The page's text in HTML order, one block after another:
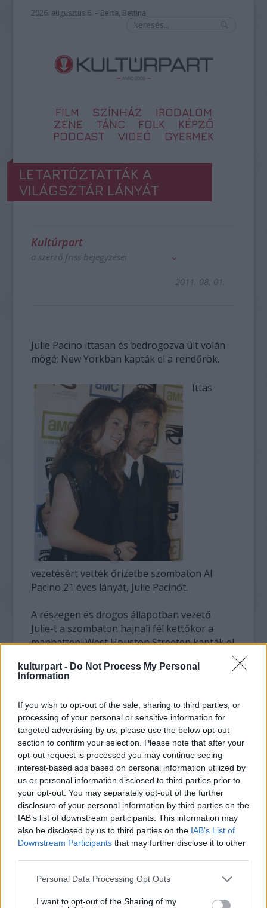
kulturpart - Do Not Process My Personal
Information
If you wish to opt-out of the sale, sharing to third parties, or
processing of your personal or sensitive information for
targeted advertising by us, please use the below opt-out
section to confirm your selection. Please note that after your
opt-out request is processed you may continue seeing
interest-based ads based on personal information utilized by
us or personal information disclosed to third parties prior to
your opt-out. You may separately opt-out of the further
disclosure of your personal information by third parties on the
IAB’s list of downstream participants. This information may
also be disclosed by us to third parties on the IAB’s List of
Downstream Participants that may further disclose it to other
Please note that this website/app uses one or more Google
not limited to your visit or usage behaviour. You may click to
Personal Data Processing Opt Outs
I want to opt-out of the Sharing of my
2026. augusztus 6. – Berta, Bettina
FILM SZÍNHÁZ
IRODALOM
ZENE
TÁNC FOLK
KÉPZŐ
PODCAST
VIDEÓ GYERMEK
LETARTÓZTATTÁK A
VILÁGSZTÁR LÁNYÁT
Kultúrpart
a szerző friss bejegyzései
2011. 08. 01.
Julie Pacino ittasan és bedrogozva ült volán
mögé; New Yorkban kapták el a rendőrök.
Ittas
vezetésért vették őrizetbe szombaton Al
Pacino 21 éves lányát, Julie Pacinót.
A részegen és drogos állapotban vezető
Julie-t a szombaton hajnali fél kettőkor a
manhatteni West Houston Streeten kapták el
lehellete erősen alkohol szagú, a tekintete
üveges, a beszéde pedig vontatott volt.
A helyszínen elismerte: három sört ivott, és
egy marihuanás cigarettát is elszívott.
A rendőrök a helyszínen őrizetbe vették a
fiatal lányt, s hivatalosan is vádat emeltek
ellene, majd délután elengedték a
kapitányságról. A jelenleg Los Angelesben
forgató Al Pacino a letartóztatás hírére
egyből New Yorkba utazott, hogy lánya
mellett lehessen.
Julie a színész legidősebb gyermeke, rajta
kívül egy ikerfia és - lánya van, akik 11 évesek.
Forrás:Hirado.hu